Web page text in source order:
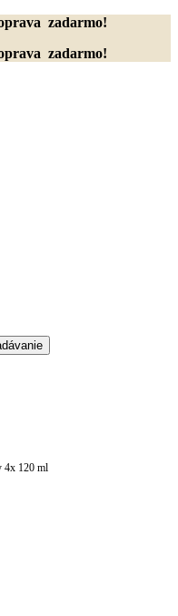
zadarmo!
zadarmo!
4x 120 ml